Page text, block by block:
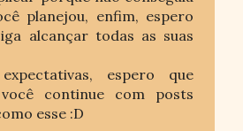
planejou, enfim, espero
alcançar todas as suas
espero que
continue com posts
esse :D